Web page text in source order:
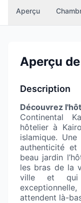
Aperçu
Aperçu
Description
Découvrez
Continental
hôtelier à
islamique.
authenticité et
beau jardin
les bras de la
ville et qui
attendent là-